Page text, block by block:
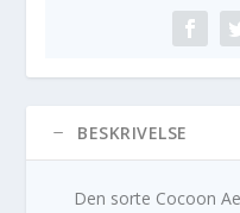
BESKRIVELSE
Den sorte Cocoon